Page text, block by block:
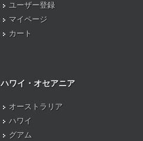
ユーザー登録
マイページ
カート
ハワイ・オセアニア
オーストラリア
ハワイ
グアム